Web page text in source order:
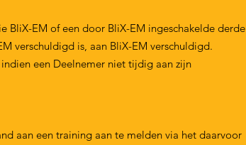
BliX-EM of een door BliX-EM ingeschakelde derde
verschuldigd is, aan BliX-EM verschuldigd.
een Deelnemer niet tijdig aan zijn
aan een training aan te melden via het daarvoor